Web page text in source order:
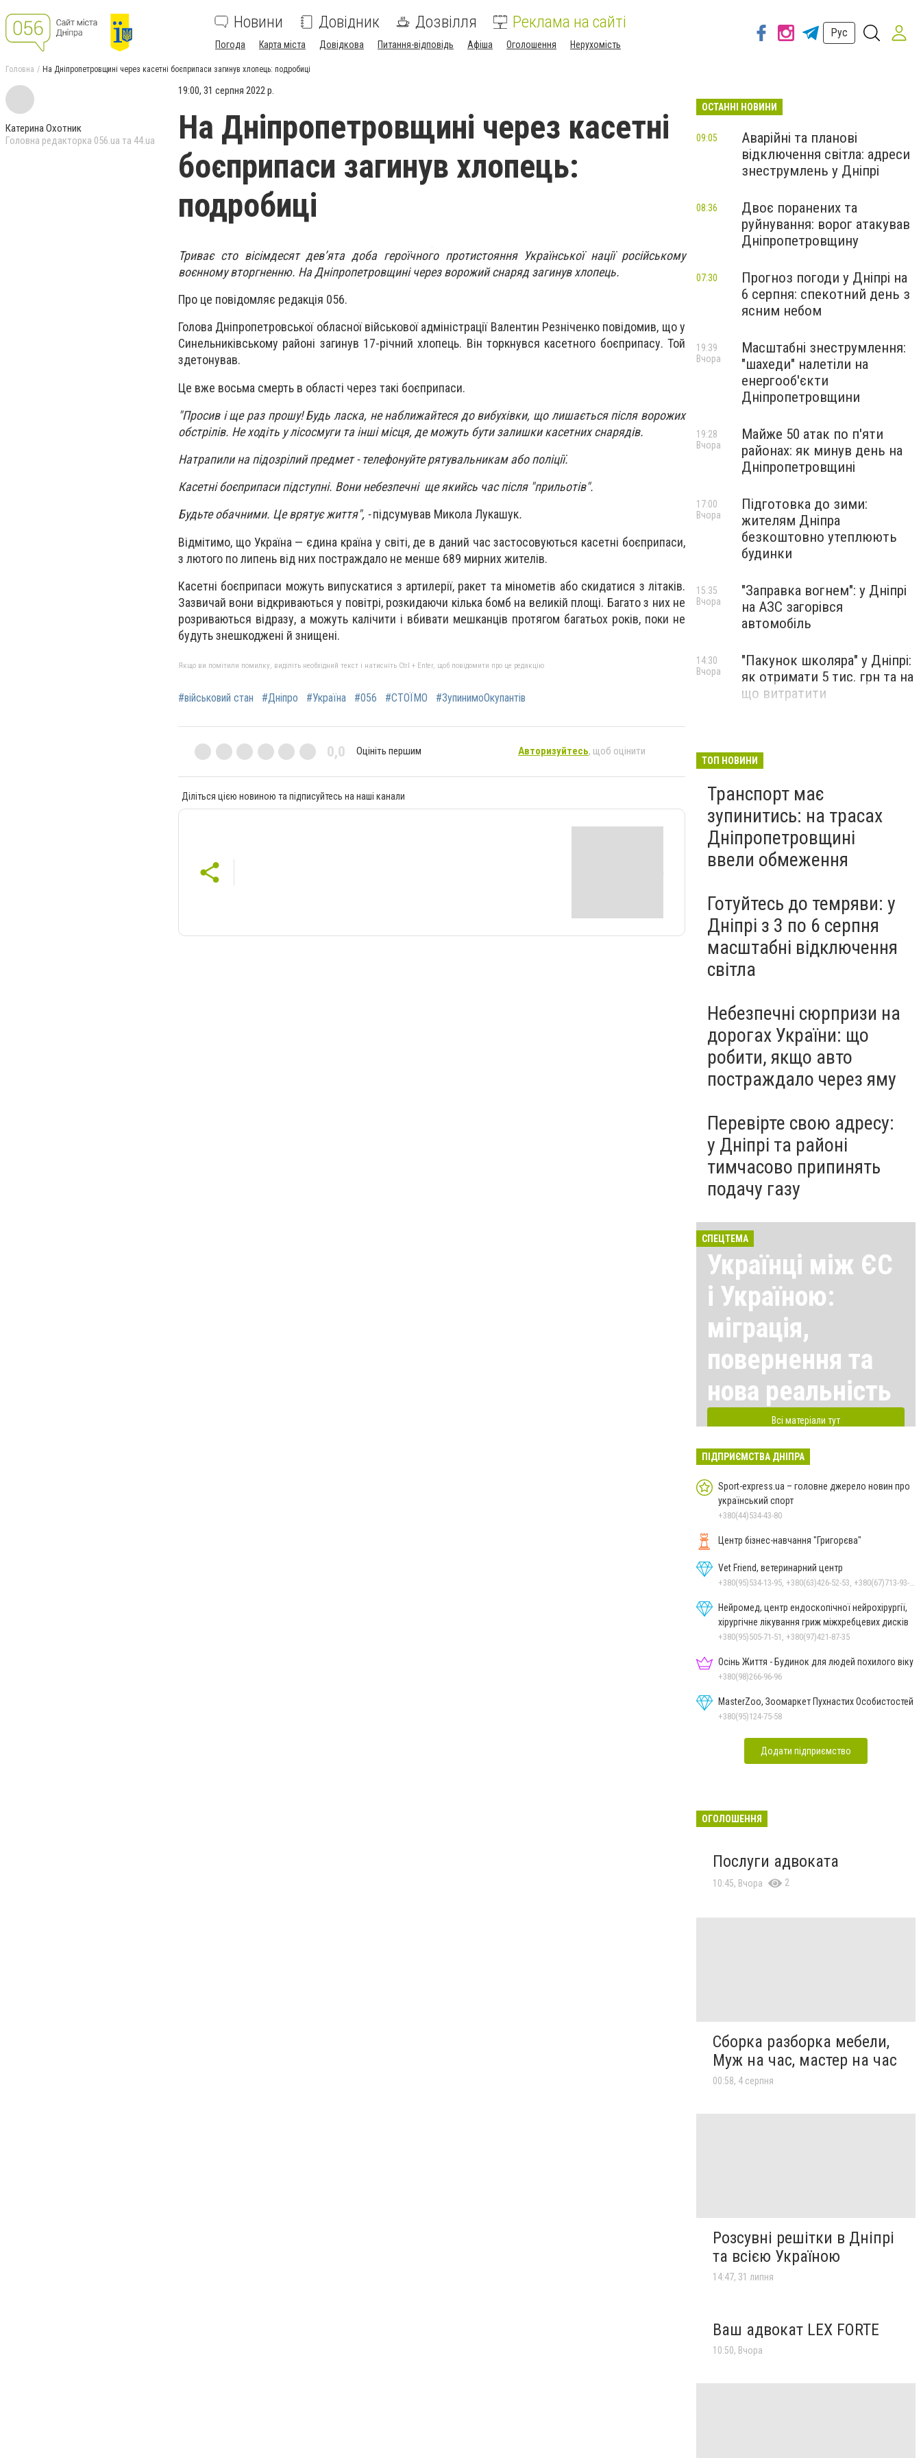
Новини Довідник Дозвілля Реклама на сайті
Погода Карта міста Довідкова Питання-відповідь Афіша Оголошення Нерухомість
Рус
Головна На Дніпропетровщині через касетні боєприпаси загинув хлопець: подробиці
Катерина Охотник
Головна редакторка 056.ua та 44.ua
19:00, 31 серпня 2022 р.
На Дніпропетровщині через касетні
боєприпаси загинув хлопець:
подробиці
Триває сто вісімдесят дев’ята доба героїчного протистояння Української нації російському
воєнному вторгненню. На Дніпропетровщині через ворожий снаряд загинув хлопець.
Про це повідомляє редакція 056.
Голова Дніпропетровської обласної військової адміністрації Валентин Резніченко повідомив, що у
Синельниківському районі загинув 17-річний хлопець. Він торкнувся касетного боєприпасу. Той
здетонував.
Це вже восьма смерть в області через такі боєприпаси.
"Просив і ще раз прошу! Будь ласка, не наближайтеся до вибухівки, що лишається після ворожих
обстрілів. Не ходіть у лісосмуги та інші місця, де можуть бути залишки касетних снарядів.
Натрапили на підозрілий предмет - телефонуйте рятувальникам або поліції.
Касетні боєприпаси підступні. Вони небезпечні ще якийсь час після "прильотів".
Будьте обачними. Це врятує життя", -підсумував Микола Лукашук.
Відмітимо, що Україна — єдина країна у світі, де в даний час застосовуються касетні боєприпаси,
з лютого по липень від них постраждало не менше 689 мирних жителів.
Касетні боєприпаси можуть випускатися з артилерії, ракет та мінометів або скидатися з літаків.
Зазвичай вони відкриваються у повітрі, розкидаючи кілька бомб на великій площі. Багато з них не
розриваються відразу, а можуть калічити і вбивати мешканців протягом багатьох років, поки не
будуть знешкоджені й знищені.
Якщо ви помітили помилку, виділіть необхідний текст і натисніть Ctrl + Enter, щоб повідомити про це редакцію
#військовий стан #Дніпро #Україна #056 #СТОЇМО #ЗупинимоОкупантів
0,0 Оцініть першим Авторизуйтесь, щоб оцінити
Діліться цією новиною та підписуйтесь на наші канали
ОСТАННІ НОВИНИ
Аварійні та планові
відключення світла: адреси
знеструмлень у Дніпрі
09:05
Двоє поранених та
руйнування: ворог атакував
Дніпропетровщину
08:36
Прогноз погоди у Дніпрі на
6 серпня: спекотний день з
ясним небом
07:30
Масштабні знеструмлення:
"шахеди" налетіли на
енергооб'єкти
Дніпропетровщини
19:39
Вчора
Майже 50 атак по п'яти
районах: як минув день на
Дніпропетровщині
19:28
Вчора
Підготовка до зими:
жителям Дніпра
безкоштовно утеплюють
будинки
17:00
Вчора
"Заправка вогнем": у Дніпрі
на АЗС загорівся
автомобіль
15:35
Вчора
"Пакунок школяра" у Дніпрі:
як отримати 5 тис. грн та на
що витратити
14:30
Вчора
ТОП НОВИНИ
Транспорт має
зупинитись: на трасах
Дніпропетровщині
ввели обмеження
Готуйтесь до темряви: у
Дніпрі з 3 по 6 серпня
масштабні відключення
світла
Небезпечні сюрпризи на
дорогах України: що
робити, якщо авто
постраждало через яму
Перевірте свою адресу:
у Дніпрі та районі
тимчасово припинять
подачу газу
СПЕЦТЕМА
Українці між ЄС
і Україною:
міграція,
повернення та
нова реальність
Всі матеріали тут
ПІДПРИЄМСТВА ДНІПРА
Sport-express.ua – головне джерело новин про
український спорт
+380(44)534-43-80
Центр бізнес-навчання "Григорєва"
Vet Friend, ветеринарний центр
Нейромед, центр ендоскопічної нейрохірургії,
хірургічне лікування гриж міжхребцевих дисків
+380(95)505-71-51, +380(97)421-87-35
Осінь Життя - Будинок для людей похилого віку
+380(98)266-96-96
MasterZoo, Зоомаркет Пухнастих Особистостей
+380(95)124-75-58
Додати підприємство
ОГОЛОШЕННЯ
Послуги адвоката
10:45, Вчора 2
Сборка разборка мебели,
Муж на час, мастер на час
00:58, 4 серпня
Розсувні решітки в Дніпрі
та всією Україною
14:47, 31 липня
Ваш адвокат LEX FORTE
10:50, Вчора